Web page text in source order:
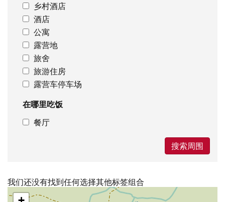
乡村酒店
酒店
公寓
露营地
旅舍
旅游住房
露营车停车场
在哪里吃饭
餐厅
搜索周围
我们还没有找到任何选择其他标签组合
跳